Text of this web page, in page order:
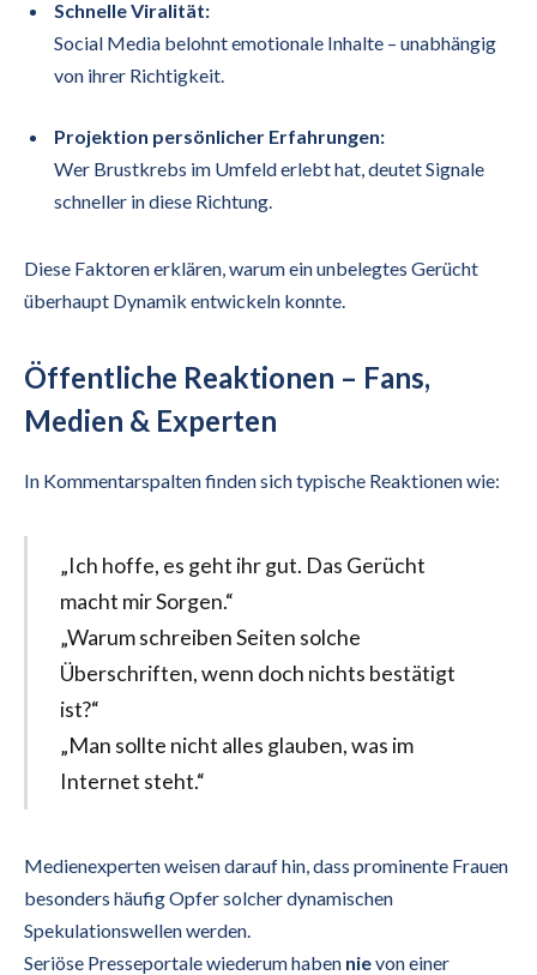
Schnelle Viralität:
Social Media belohnt emotionale Inhalte – unabhängig
von ihrer Richtigkeit.
Projektion persönlicher Erfahrungen:
Wer Brustkrebs im Umfeld erlebt hat, deutet Signale
schneller in diese Richtung.
Diese Faktoren erklären, warum ein unbelegtes Gerücht
überhaupt Dynamik entwickeln konnte.
Öffentliche Reaktionen – Fans,
Medien & Experten
In Kommentarspalten finden sich typische Reaktionen wie:
„Ich hoffe, es geht ihr gut. Das Gerücht
macht mir Sorgen.“
„Warum schreiben Seiten solche
Überschriften, wenn doch nichts bestätigt
ist?“
„Man sollte nicht alles glauben, was im
Internet steht.“
Medienexperten weisen darauf hin, dass prominente Frauen
besonders häufig Opfer solcher dynamischen
Spekulationswellen werden.
Seriöse Presseportale wiederum haben nievon einer